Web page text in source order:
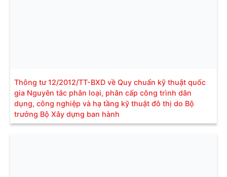
Thông tư 12/2012/TT-BXD về Quy chuẩn kỹ thuật quốc
gia Nguyên tắc phân loại, phân cấp công trình dân
dụng, công nghiệp và hạ tầng kỹ thuật đô thị do Bộ
trưởng Bộ Xây dựng ban hành